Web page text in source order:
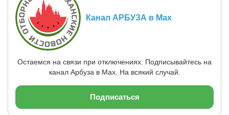
Канал АРБУЗА в Max
Остаемся на связи при отключениях. Подписывайтесь на
канал Арбуза в Max. На всякий случай.
Подписаться